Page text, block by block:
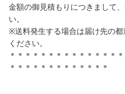
金額の御見積もりにつきまして
い。
※送料発生する場合は届け先の
ください。
＊＊＊＊＊＊＊＊＊＊＊＊＊＊
＊＊＊＊＊＊＊＊＊＊＊＊＊